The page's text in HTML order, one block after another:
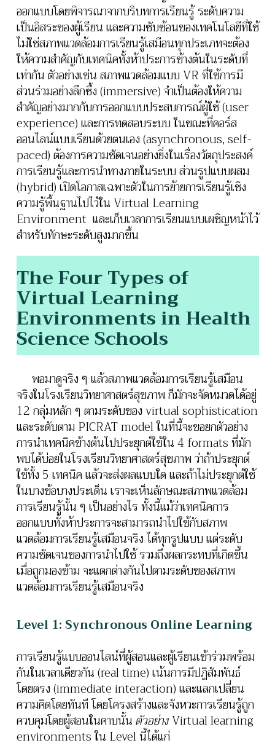
ออกแบบโดยพิจารณาจากบริบทการเรียนรู้ ระดับความ
เป็นอิสระของผู้เรียน และความซับซ้อนของเทคโนโลยีที่ใช้
ไม่ใช่สภาพแวดล้อมการเรียนรู้เสมือนทุกประเภทจะต้อง
ให้ความสำคัญกับเทคนิคทั้งห้าประการข้างต้นในระดับที่
เท่ากัน ตัวอย่างเช่น สภาพแวดล้อมแบบ VR ที่ใช้การมี
ส่วนร่วมอย่างลึกซึ้ง (immersive) จำเป็นต้องให้ความ
สำคัญอย่างมากกับการออกแบบประสบการณ์ผู้ใช้ (user
experience) และการทดสอบระบบ ในขณะที่คอร์ส
ออนไลน์แบบเรียนด้วยตนเอง (asynchronous, self-
paced) ต้องการความชัดเจนอย่างยิ่งในเรื่องวัตถุประสงค์
การเรียนรู้และการนำทางภายในระบบ ส่วนรูปแบบผสม
(hybrid) เปิดโอกาสเฉพาะตัวในการย้ายการเรียนรู้เชิง
ความรู้พื้นฐานไปไว้ใน Virtual Learning
Environment และเก็บเวลาการเรียนแบบเผชิญหน้าไว้
สำหรับทักษะระดับสูงมากขึ้น
The Four Types of
Virtual Learning
Environments in Health
Science Schools
พอมาดูจริง ๆ แล้วสภาพแวดล้อมการเรียนรู้เสมือน
จริงในโรงเรียนวิทยาศาสตร์สุขภาพ ก็มักจะจัดหมวดได้อยู่
12 กลุ่มหลัก ๆ ตามระดับของ virtual sophistication
และระดับตาม PICRAT model ในที่นี้จะขอยกตัวอย่าง
การนำเทคนิคข้างต้นไปประยุกต์ใช้ใน 4 formats ที่มัก
พบได้บ่อยในโรงเรียนวิทยาศาสตร์สุขภาพ ว่าถ้าประยุกต์
ใช้ทั้ง 5 เทคนิค แล้วจะส่งผลแบบใด และถ้าไม่ประยุกต์ใช้
ในบางข้อบางประเด็น เราจะเห็นลักษณะสภาพแวดล้อม
การเรียนรู้นั้น ๆ เป็นอย่างไร ทั้งนี้แม้ว่าเทคนิคการ
ออกแบบทั้งห้าประการจะสามารถนำไปใช้กับสภาพ
แวดล้อมการเรียนรู้เสมือนจริง ได้ทุกรูปแบบ แต่ระดับ
ความชัดเจนของการนำไปใช้ รวมถึงผลกระทบที่เกิดขึ้น
เมื่อถูกมองข้าม จะแตกต่างกันไปตามระดับของสภาพ
แวดล้อมการเรียนรู้เสมือนจริง
Level 1: Synchronous Online Learning
การเรียนรู้แบบออนไลน์ที่ผู้สอนและผู้เรียนเข้าร่วมพร้อม
กันในเวลาเดียวกัน (real time) เน้นการมีปฏิสัมพันธ์
โดยตรง (immediate interaction) และแลกเปลี่ยน
ความคิดโดยทันที โดยโครงสร้างและจังหวะการเรียนรู้ถูก
ควบคุมโดยผู้สอนในคาบนั้นตัวอย่างVirtual learning
environments ใน Level นี้ได้แก่